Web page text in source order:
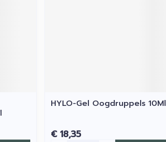
HYLO-Gel Oogdruppels 10Ml
€ 18,35